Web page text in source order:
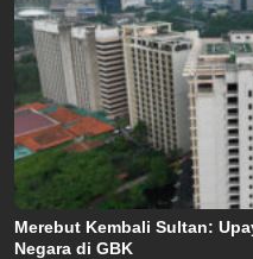
Merebut Kembali Sultan:
Negara di GBK